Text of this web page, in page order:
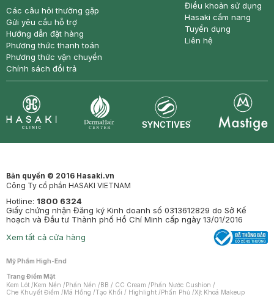
Các câu hỏi thường gặp
Gửi yêu cầu hỗ trợ
Hướng dẫn đặt hàng
Phương thức thanh toán
Phương thức vận chuyển
Chính sách đổi trả
Điều khoản sử dụng
Hasaki cẩm nang
Tuyển dụng
Liên hệ
Bản quyền © 2016 Hasaki.vn
Công Ty cổ phần HASAKI VIETNAM
Hotline: 1800 6324
Giấy chứng nhận Đăng ký Kinh doanh số 0313612829 do Sở Kế
hoạch và Đầu tư Thành phố Hồ Chí Minh cấp ngày 13/01/2016
Xem tất cả cửa hàng
Mỹ Phẩm High-End
Trang Điểm Mặt
Kem Lót /Kem Nền /Phấn Nền /BB / CC Cream /Phấn Nước Cushion /
Che Khuyết Điểm /Má Hồng /Tạo Khối / Highlight /Phấn Phủ /Xịt Khoá Makeup